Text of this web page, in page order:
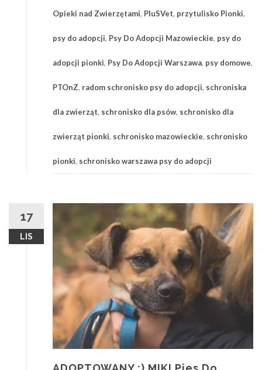
Opieki nad Zwierzętami, PluSVet, przytulisko Pionki,
psy do adopcji, Psy Do Adopcji Mazowieckie, psy do
adopcji pionki, Psy Do Adopcji Warszawa, psy domowe,
PTOnZ, radom schronisko psy do adopcji, schroniska
dla zwierząt, schronisko dla psów, schronisko dla
zwierząt pionki, schronisko mazowieckie, schronisko
pionki, schronisko warszawa psy do adopcji
17
LIS